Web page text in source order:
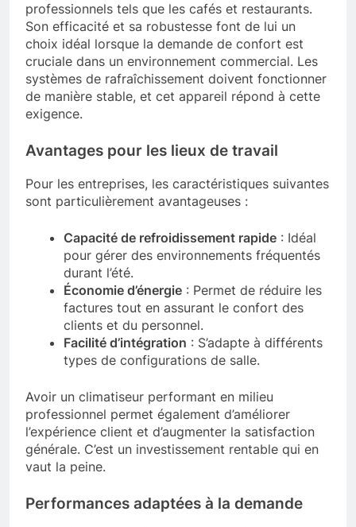
professionnels tels que les cafés et restaurants.
Son efficacité et sa robustesse font de lui un
choix idéal lorsque la demande de confort est
cruciale dans un environnement commercial. Les
systèmes de rafraîchissement doivent fonctionner
de manière stable, et cet appareil répond à cette
exigence.
Avantages pour les lieux de travail
Pour les entreprises, les caractéristiques suivantes
sont particulièrement avantageuses :
Capacité de refroidissement rapide : Idéal
pour gérer des environnements fréquentés
durant l’été.
Économie d’énergie : Permet de réduire les
factures tout en assurant le confort des
clients et du personnel.
Facilité d’intégration : S’adapte à différents
types de configurations de salle.
Avoir un climatiseur performant en milieu
professionnel permet également d’améliorer
l’expérience client et d’augmenter la satisfaction
générale. C’est un investissement rentable qui en
vaut la peine.
Performances adaptées à la demande